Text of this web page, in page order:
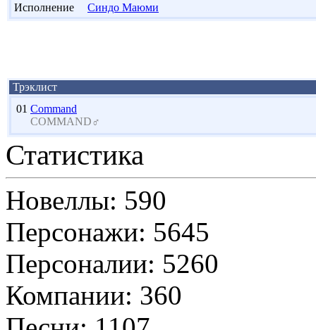
Исполнение
Синдо Маюми
Трэклист
01 Command
COMMAND♂
Статистика
Новеллы: 590
Персонажи: 5645
Персоналии: 5260
Компании: 360